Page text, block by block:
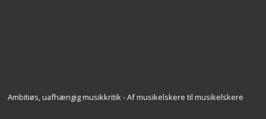
Ambitiøs, uafhængig musikkritik - Af musikelskere til musikelskere